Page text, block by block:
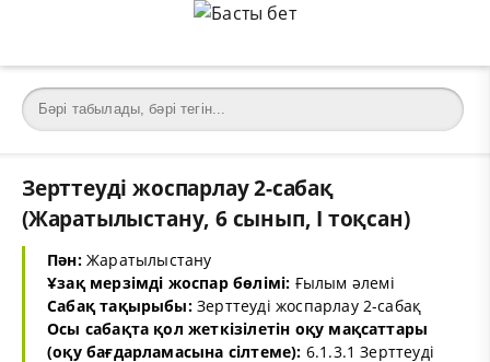
Зерттеуді жоспарлау 2-сабақ
(Жаратылыстану, 6 сынып, I тоқсан)
Пән:Жаратылыстану
Ұзақ мерзімді жоспар бөлімі: Ғылым әлемі
Сабақ тақырыбы:Зерттеуді жоспарлау 2-сабақ
Осы сабақта қол жеткізілетін оқу мақсаттары
(оқу бағдарламасына сілтеме): 6.1.3.1 Зерттеуді